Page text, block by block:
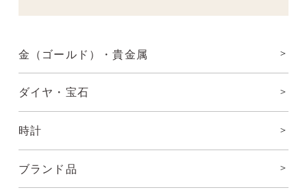
金（ゴールド）・貴金属
ダイヤ・宝石
時計
ブランド品